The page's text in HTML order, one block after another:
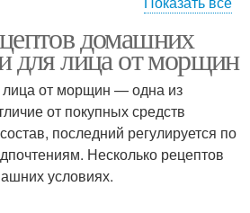
Огуречная маска
Возрастные маски
домашних
для лица от морщин
от морщин — одна из
от покупных средств
последний регулируется по
Несколько рецептов
условиях.